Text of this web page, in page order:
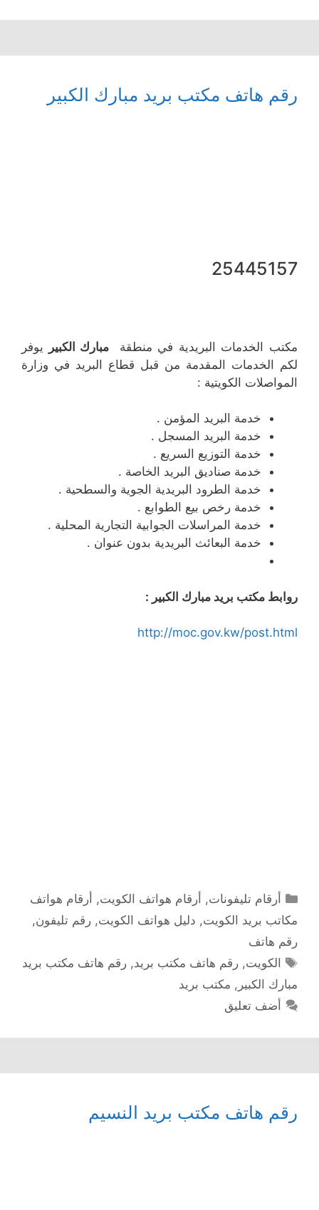
رقم هاتف مكتب بريد مبارك الكبير
25445157
مكتب الخدمات البريدية في منطقة مبارك الكبير يوفر
لكم الخدمات المقدمة من قبل قطاع البريد في وزارة
المواصلات الكويتية :
خدمة البريد المؤمن .
خدمة البريد المسجل .
خدمة التوزيع السريع .
خدمة صناديق البريد الخاصة .
خدمة الطرود البريدية الجوية والسطحية .
خدمة رخص بيع الطوابع .
خدمة المراسلات الجوابية التجارية المحلية .
خدمة البعائث البريدية بدون عنوان .
روابط مكتب بريد مبارك الكبير :
http://moc.gov.kw/post.html
التصنيفات
أرقام تليفونات, أرقام هواتف الكويت, أرقام هواتف
مكاتب بريد الكويت, دليل هواتف الكويت, رقم تليفون,
رقم هاتف
الوسوم
الكويت,رقم هاتف مكتب بريد,رقم هاتف مكتب بريد
مبارك الكبير , مكتب بريد
أضف تعليق
رقم هاتف مكتب بريد النسيم